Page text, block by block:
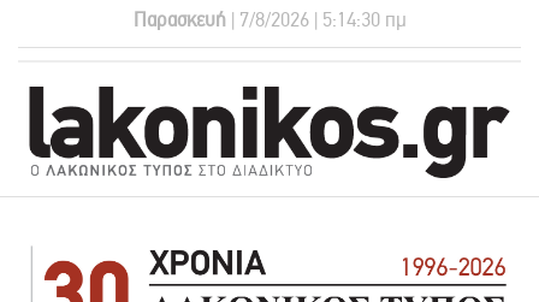
Παρασκευή | 7/8/2026 | 5:14:31 πμ